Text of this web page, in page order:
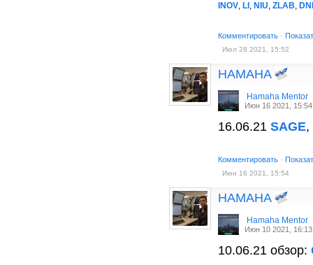
INOV, LI , NIU, ZLAB,
Комментировать ·
Июл 28 2021, 15:52
HAMAHA
Hamaha Mentor
Июн 16 2021, 15:54
16.06.21 SAGE,
Комментировать ·
Июн 16 2021, 15:54
HAMAHA
Hamaha Mentor
Июн 10 2021, 16:13
10.06.21 обзор: